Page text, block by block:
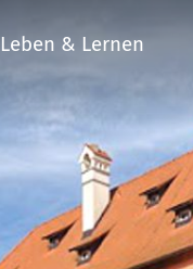
Leben & Lernen